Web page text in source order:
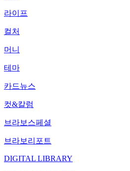
라이프
컬처
머니
테마
카드뉴스
컷&칼럼
브라보스페셜
브라보리포트
DIGITAL LIBRARY